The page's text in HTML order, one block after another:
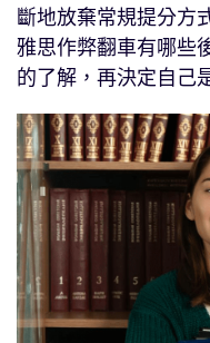
斷地放棄常規提分方
雅思作弊翻車有哪些
的了解，再決定自己